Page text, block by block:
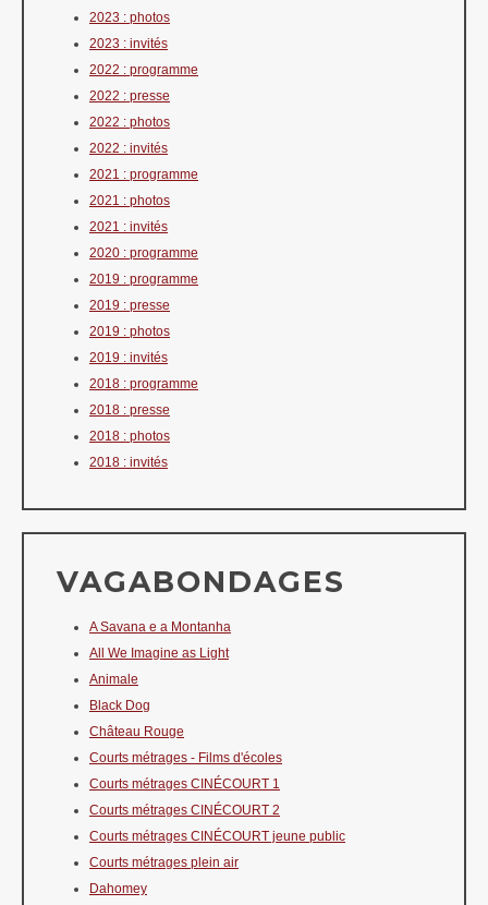
2023 : photos
2023 : invités
2022 : programme
2022 : presse
2022 : photos
2022 : invités
2021 : programme
2021 : photos
2021 : invités
2020 : programme
2019 : programme
2019 : presse
2019 : photos
2019 : invités
2018 : programme
2018 : presse
2018 : photos
2018 : invités
VAGABONDAGES
A Savana e a Montanha
All We Imagine as Light
Animale
Black Dog
Château Rouge
Courts métrages - Films d'écoles
Courts métrages CINÉCOURT 1
Courts métrages CINÉCOURT 2
Courts métrages CINÉCOURT jeune public
Courts métrages plein air
Dahomey